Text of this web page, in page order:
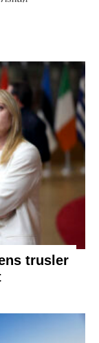
trusler